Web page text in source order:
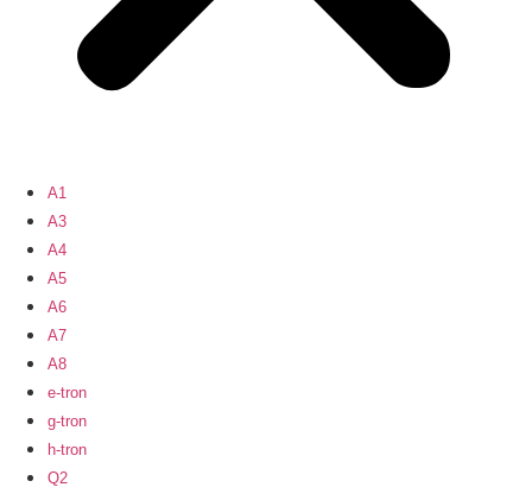
A1
A3
A4
A5
A6
A7
A8
e-tron
g-tron
h-tron
Q2